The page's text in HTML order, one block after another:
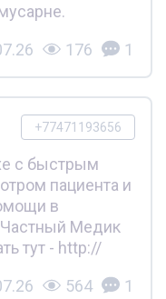
176 1
+77471193656
с быстрым
пациента и
в
Медик
тут - http://
564 1